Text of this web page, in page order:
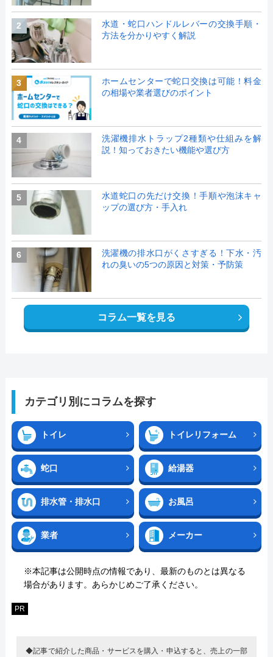
2
水道・蛇口ハンドルレバーの交換手順・
方法を分かりやすく解説
3
ホームセンターで蛇口交換は可能！料金
の相場や業者選びのポイント
4
洗濯機排水トラップ2種類や仕組みを解
説！知っておきたい機能や選び方
5
水道蛇口の先だけ交換！手順や泡沫キャ
ップの選び方・手入れ
6
洗濯機の排水口がくさすぎる！下水・汚
れの臭いの5つの原因と対策・予防策
コラム一覧を見る
カテゴリ別にコラムを探す
トイレ トイレリフォーム
蛇口 給湯器
排水管・排水口 お風呂
業者 メーカー
※本記事は公開時点の情報であり、最新のものとは異なる
場合があります。あらかじめご了承ください。
PR
◆記事で紹介した商品・サービスを購入・申込すると、売上の一部